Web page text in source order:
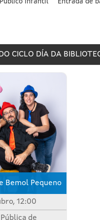
CICLO DÍA DA
Bemol Pequeno
12:00
de